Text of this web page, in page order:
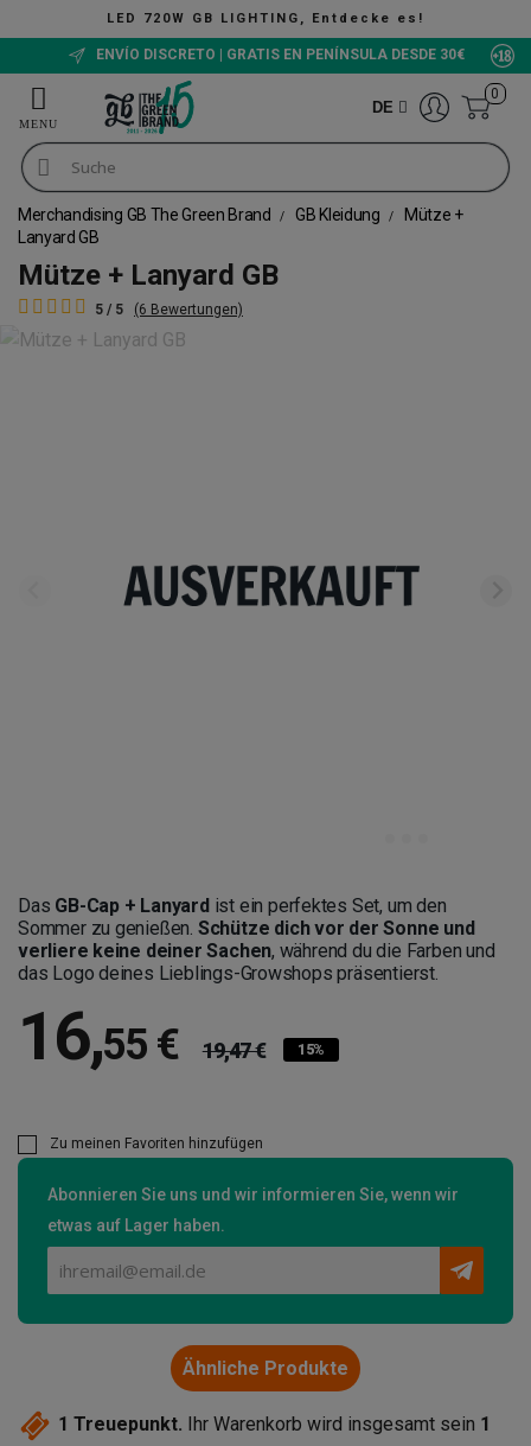
LED 720W GB LIGHTING, Entdecke es!
ENVÍO DISCRETO | GRATIS EN PENÍNSULA DESDE 30€
DE
0
Merchandising GB The Green Brand GB Kleidung
Mütze +
Lanyard GB
Mütze + Lanyard GB
5 / 5 (6 Bewertungen)
Das GB-Cap + Lanyardist ein perfektes Set, um den
Sommer zu genießen. Schütze dich vor der Sonne und
verliere keine deiner Sachen, während du die Farben und
das Logo deines Lieblings-Growshops präsentierst.
16,55 € 19,47 € 15%
Zu meinen Favoriten hinzufügen
Abonnieren Sie uns und wir informieren Sie, wenn wir
etwas auf Lager haben.
Ähnliche Produkte
1 Treuepunkt. Ihr Warenkorb wird insgesamt sein 1